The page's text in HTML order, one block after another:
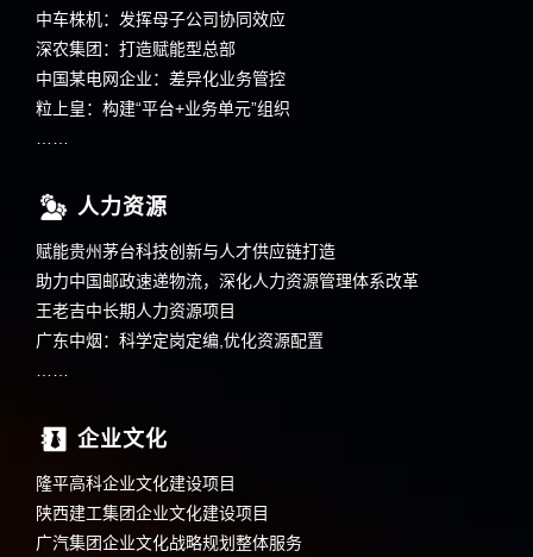
中车株机：发挥母子公司协同效应
深农集团：打造赋能型总部
中国某电网企业：差异化业务管控
粒上皇：构建“平台+业务单元”组织
人力资源
赋能贵州茅台科技创新与人才供应链打造
助力中国邮政速递物流，深化人力资源管理体系改革
王老吉中长期人力资源项目
广东中烟：科学定岗定编,优化资源配置
企业文化
隆平高科企业文化建设项目
陕西建工集团企业文化建设项目
广汽集团企业文化战略规划整体服务